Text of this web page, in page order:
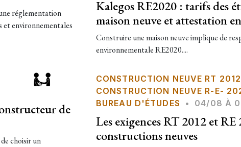
réglementation
et environnementales
Kalegos RE2020 : tarifs des
maison neuve et attestation
Construire une maison neuve implique de
environnementale RE2020....
de
choisir un
CONSTRUCTION NEUVE RT 2012
CONSTRUCTION NEUVE R-E-
BUREAU D'ÉTUDES
• 04/08 À
Les exigences RT 2012 et
constructions neuves